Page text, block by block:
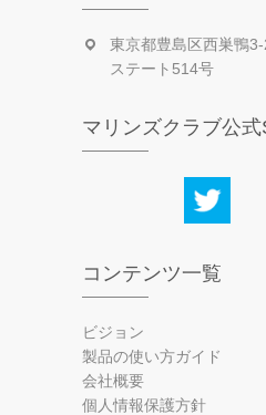
東京都豊島区西巣
ステート514号
マリンズクラブ公式
コンテンツ一覧
ビジョン
製品の使い方ガイド
会社概要
個人情報保護方針